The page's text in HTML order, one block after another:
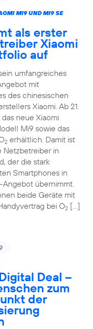
MI9 UND MI9 SE
als erster
Xiaomi
auf
umfangreiches
mit
des chinesischen
Xiaomi. Ab 21.
das neue Xiaomi
Mi9 sowie das
2erhältlich. Damit ist
in
der die stark
Smartphones in
Angebot übernimmt.
beide Geräte mit
bei O2[…]
Deal –
zum
der